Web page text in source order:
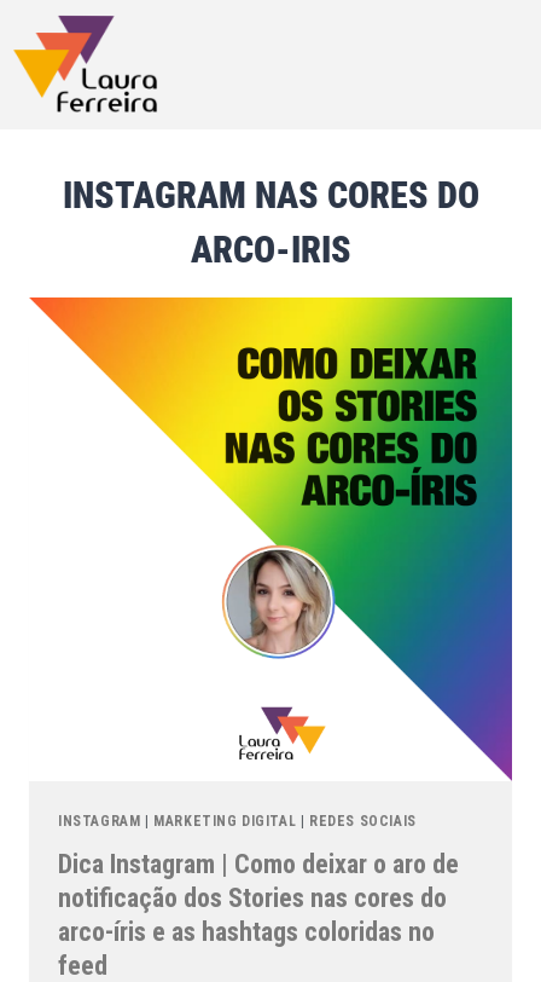
INSTAGRAM NAS CORES DO
ARCO-IRIS
INSTAGRAM | MARKETING DIGITAL | REDES SOCIAIS
Dica Instagram | Como deixar o aro de
notificação dos Stories nas cores do
arco-íris e as hashtags coloridas no
feed